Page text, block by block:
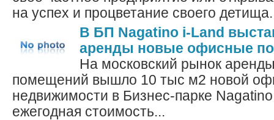
на успех и процветание своего
В БП Nagatino i-Land
аренды новые офисные
На московский рынок
помещений вышло 10 тыс м2 новой
недвижимости в Бизнес-парке
ежегодная стоимость...